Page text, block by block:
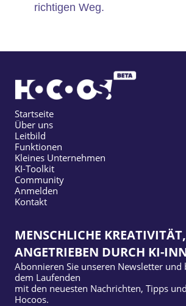
richtigen Weg.
Startseite
Über uns
Leitbild
Funktionen
Kleines Unternehmen
KI-Toolkit
Community
Anmelden
Kontakt
MENSCHLICHE KREATIVITÄT,
ANGETRIEBEN DURCH KI-
Abonnieren Sie unseren Newsletter und
dem Laufenden
mit den neuesten Nachrichten, Tipps
Hocoos.